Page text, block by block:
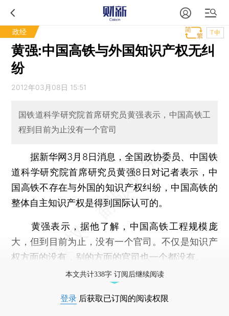
政经 T中
黄强:中国高铁与外国知识产权无纠
纷
2012年03月08日 15:51
国铁道科学研究院首席研究员黄强表示，中国高铁工
程到目前为止没有一个官司
据新华网3月8日消息，全国政协委员、中国铁
道科学研究院首席研究员黄强8日对记者表示，中
国高铁不存在与外国的知识产权纠纷，中国高铁的
整体自主知识产权是得到国际认可的。
黄强表示，据他了解，中国高铁工程规模庞
大，但到目前为止，没有一个官司。不仅是知识产
权方面的没有，别的方面的官司也一个都没有。
本文共计338字 订阅后继续阅读
登录 后获取已订阅的阅读权限